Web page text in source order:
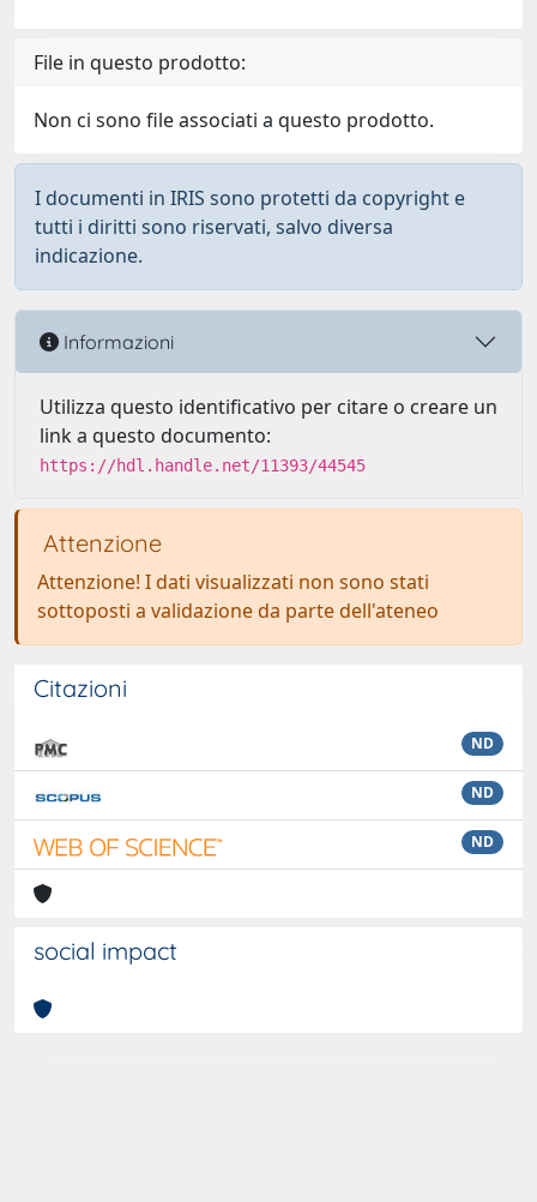
File in questo prodotto:
Non ci sono file associati a questo prodotto.
I documenti in IRIS sono protetti da copyright e
tutti i diritti sono riservati, salvo diversa
indicazione.
Informazioni
Utilizza questo identificativo per citare o creare un
link a questo documento:
https://hdl.handle.net/11393/44545
Attenzione
Attenzione! I dati visualizzati non sono stati
sottoposti a validazione da parte dell'ateneo
Citazioni
ND
ND
ND
social impact